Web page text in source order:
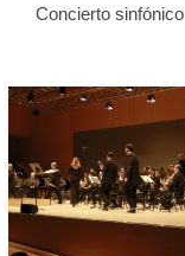
Concierto sinfónico